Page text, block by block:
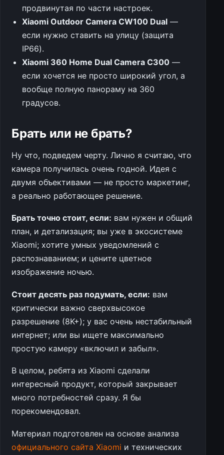
продвинутая по части настроек.
Xiaomi Outdoor Camera CW100 Dual—
если нужно ставить на улицу (защита
IP66).
Xiaomi 360 Home Dual Camera C300—
если хочется не просто широкий угол, а
вообще полную панораму на 360
градусов.
Брать или не брать?
Ну что, подведем черту. Лично я считаю, что
камера получилась очень годной. Идея с
двумя объективами — не просто маркетинг,
а реально работающее решение.
Брать точно стоит, если: вам нужен и общий
план, и детализация; вы уже в экосистеме
Xiaomi; хотите умных уведомлений с
распознаванием; и цените цветное
изображение ночью.
Стоит десять раз подумать, если: вам
критически важно сверхвысокое
разрешение (8K+); у вас очень нестабильный
интернет; или вы ищете максимально
простую камеру «включил и забыл».
В целом, ребята из Xiaomi сделали
интересный продукт, который закрывает
много потребностей сразу. Я бы
порекомендовал.
Материал подготовлен на основе анализа
официального сайта Xiaomi и технических